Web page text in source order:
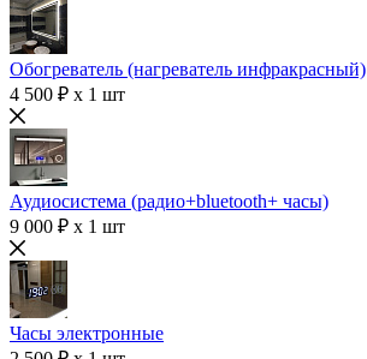
Обогреватель (нагреватель инфракрасный)
4 500 ₽ x 1 шт
Аудиосистема (радио+bluetooth+ часы)
9 000 ₽ x 1 шт
Часы электронные